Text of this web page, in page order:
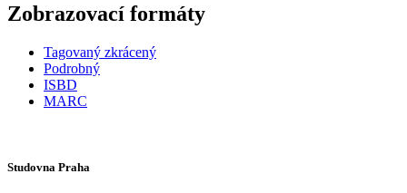
Zobrazovací formáty
Tagovaný zkrácený
Podrobný
ISBD
MARC
Studovna Praha